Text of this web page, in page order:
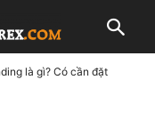
là gì? Có cần đặt